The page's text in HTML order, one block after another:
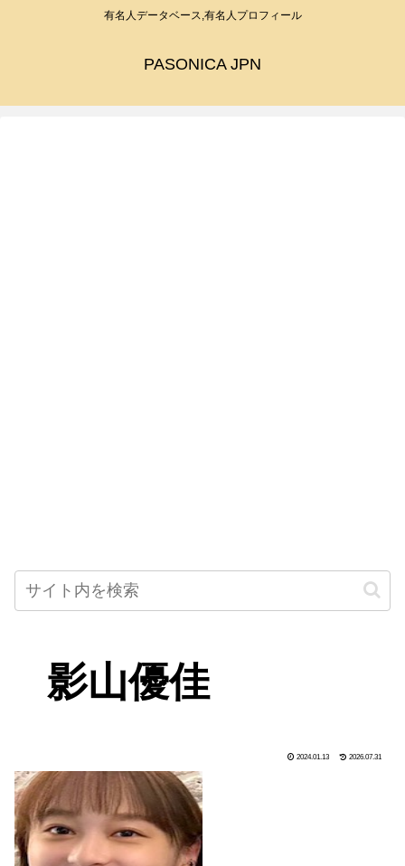
有名人データベース,有名人プロフィール
PASONICA JPN
影山優佳
2024.01.13 2026.07.31